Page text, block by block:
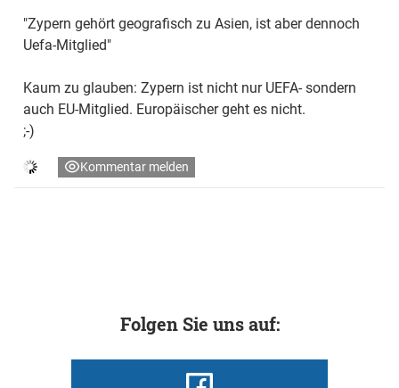
"Zypern gehört geografisch zu Asien, ist aber dennoch
Uefa-Mitglied"
Kaum zu glauben: Zypern ist nicht nur UEFA- sondern
auch EU-Mitglied. Europäischer geht es nicht.
;-)
Kommentar melden
Folgen Sie uns auf: